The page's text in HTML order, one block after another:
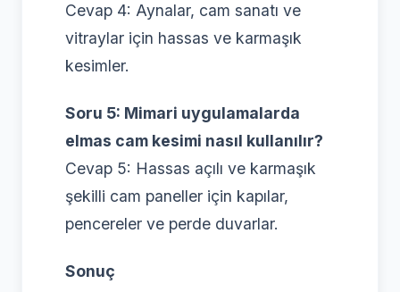
Cevap 4: Aynalar, cam sanatı ve
vitraylar için hassas ve karmaşık
kesimler.
Soru 5: Mimari uygulamalarda
elmas cam kesimi nasıl kullanılır?
Cevap 5: Hassas açılı ve karmaşık
şekilli cam paneller için kapılar,
pencereler ve perde duvarlar.
Sonuç